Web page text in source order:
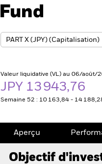
Fund
Valeur liquidative (VL) au 06/août/
JPY 13 943,76
Semaine 52 : 10 163,84 - 14
Aperçu
Objectif